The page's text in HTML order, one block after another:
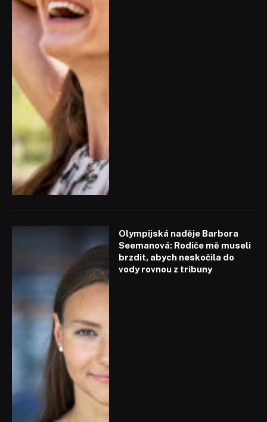
Olympijská naděje Barbora
Seemanová: Rodiče mě museli
brzdit, abych neskočila do
vody rovnou z tribuny